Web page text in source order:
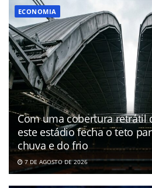
ECONOMIA
Com uma cobertura retrátil
este estádio fecha o teto
chuva e do frio
7 DE AGOSTO DE 2026